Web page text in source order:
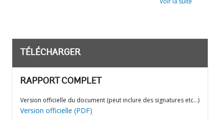
TÉLÉCHARGER
RAPPORT COMPLET
Version officielle du document (peut inclure des signatures etc…)
Version officielle (PDF)